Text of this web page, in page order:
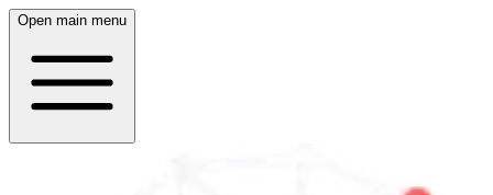
Open main menu